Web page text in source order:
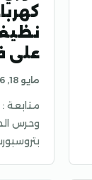
على
مايو 18, 2026
متابعة
وحرس